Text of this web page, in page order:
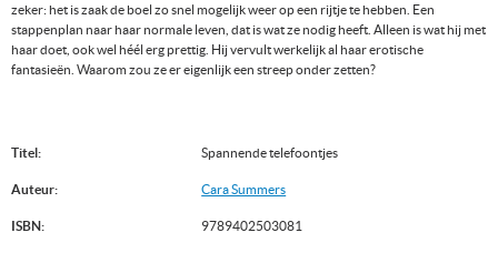
zeker: het is zaak de boel zo snel mogelijk weer op een rijtje te hebben. Een
stappenplan naar haar normale leven, dat is wat ze nodig heeft. Alleen is wat hij met
haar doet, ook wel héél erg prettig. Hij vervult werkelijk al haar erotische
fantasieën. Waarom zou ze er eigenlijk een streep onder zetten?
Titel: Spannende telefoontjes
Auteur: Cara Summers
ISBN: 9789402503081